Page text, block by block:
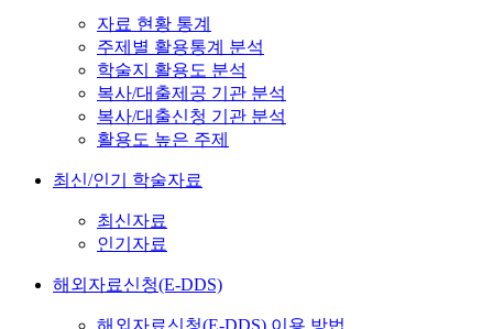
자료 현황 통계
주제별 활용통계 분석
학술지 활용도 분석
복사/대출제공 기관 분석
복사/대출신청 기관 분석
활용도 높은 주제
최신/인기 학술자료
최신자료
인기자료
해외자료신청(E-DDS)
해외자료신청(E-DDS) 이용 방법